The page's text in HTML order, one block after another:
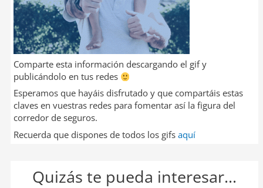
Comparte esta información descargando el gif y
publicándolo en tus redes
Esperamos que hayáis disfrutado y que compartáis estas
claves en vuestras redes para fomentar así la figura del
corredor de seguros.
Recuerda que dispones de todos los gifs aquí
Quizás te pueda interesar...